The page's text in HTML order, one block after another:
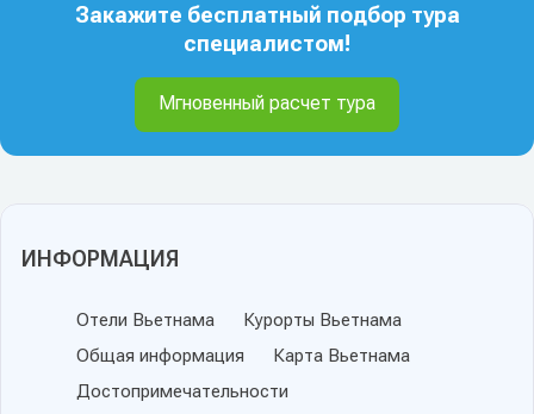
ИНФОРМАЦИЯ
Отели Вьетнама
Курорты Вьетнама
Общая информация
Карта Вьетнама
Достопримечательности
Закажите бесплатный подбор тура
специалистом!
Мгновенный расчет тура